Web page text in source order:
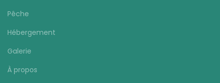
Pêche
Hébergement
Galerie
À propos